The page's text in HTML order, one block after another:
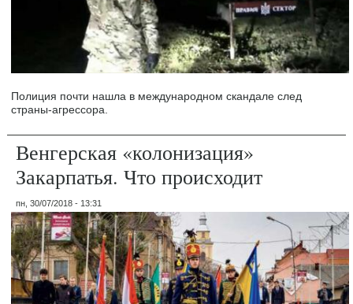
Полиция почти нашла в международном скандале след
страны-агрессора.
Венгерская «колонизация»
Закарпатья. Что происходит
пн, 30/07/2018 - 13:31